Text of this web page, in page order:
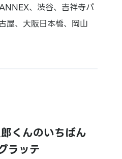
、渋谷、吉祥寺パ
屋、大阪日本橋、岡山
くんのいちばん
ラッテ